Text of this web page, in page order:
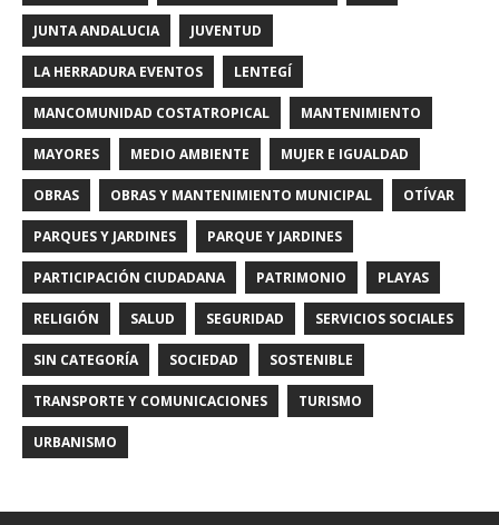
JUNTA ANDALUCIA JUVENTUD
LA HERRADURA EVENTOS LENTEGÍ
MANCOMUNIDAD COSTATROPICAL MANTENIMIENTO
MAYORES MEDIO AMBIENTE MUJER E IGUALDAD
OBRAS OBRAS Y MANTENIMIENTO MUNICIPAL OTÍVAR
PARQUES Y JARDINES PARQUE Y JARDINES
PARTICIPACIÓN CIUDADANA PATRIMONIO PLAYAS
RELIGIÓN SALUD SEGURIDAD SERVICIOS SOCIALES
SIN CATEGORÍA SOCIEDAD SOSTENIBLE
TRANSPORTE Y COMUNICACIONES TURISMO
URBANISMO